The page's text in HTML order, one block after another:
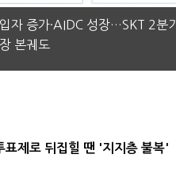
자 증가·AIDC 성장…SKT 2분기
본궤도
제로 뒤집힐 땐 '지지층 불복'